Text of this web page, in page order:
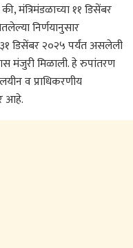
मंत्रिमंडळाच्या ११ डिसेंबर
निर्णयानुसार
३१ डिसेंबर २०२५ पर्यंत असलेली
मंजुरी मिळाली. हे रुपांतरण
व प्राधिकरणीय
आहे.